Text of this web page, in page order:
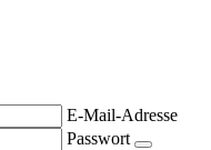
E-Mail-Adresse
Passwort